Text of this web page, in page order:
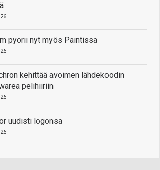
pyörii nyt myös Paintissa
kehittää avoimen lähdekoodin
pelihiiriin
uudisti logonsa